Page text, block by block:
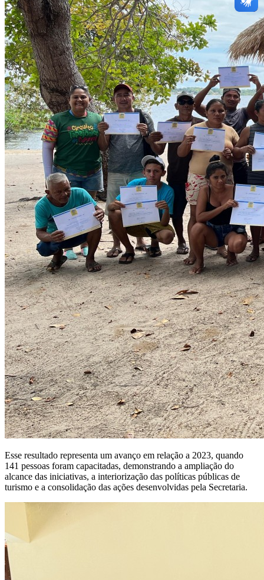
Esse resultado representa um avanço em relação a 2023, quando
141 pessoas foram capacitadas, demonstrando a ampliação do
alcance das iniciativas, a interiorização das políticas públicas de
turismo e a consolidação das ações desenvolvidas pela Secretaria.